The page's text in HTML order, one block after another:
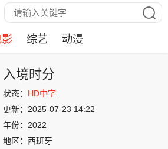
影 综艺 动漫
入境时分
状态： HD中字
更新： 2025-07-23 14:22
年份： 2022
地区： 西班牙